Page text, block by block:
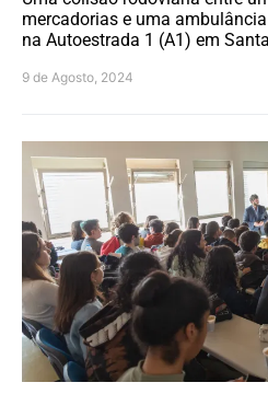
mercadorias e uma
na Autoestrada 1 (A1) em
9 de Agosto, 2024